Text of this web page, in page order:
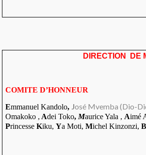
DIRECTION DE
COMITE D’HONNEUR
Emmanuel Kandolo, José Mvemba (Dio-
Omakoko , Adei Toko, Maurice Yala , Aimé
Princesse Kiku, Ya Moti, Michel Kinzonzi, B